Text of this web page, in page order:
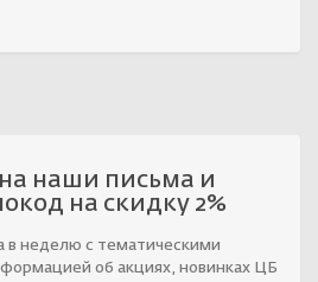
наши письма и
на скидку 2%
в неделю с тематическими
об акциях, новинках ЦБ